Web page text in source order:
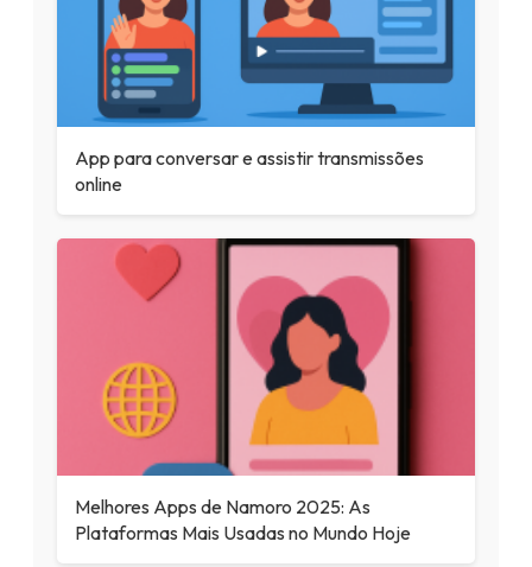
App para conversar e assistir transmissões
online
Melhores Apps de Namoro 2025: As
Plataformas Mais Usadas no Mundo Hoje